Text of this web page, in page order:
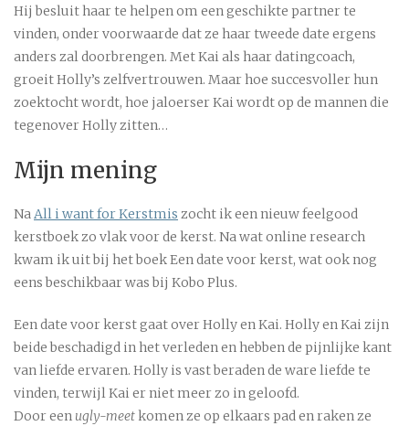
Hij besluit haar te helpen om een geschikte partner te
vinden, onder voorwaarde dat ze haar tweede date ergens
anders zal doorbrengen. Met Kai als haar datingcoach,
groeit Holly’s zelfvertrouwen. Maar hoe succesvoller hun
zoektocht wordt, hoe jaloerser Kai wordt op de mannen die
tegenover Holly zitten…
Mijn mening
NaAll i want for Kerstmis zocht ik een nieuw feelgood
kerstboek zo vlak voor de kerst. Na wat online research
kwam ik uit bij het boek Een date voor kerst, wat ook nog
eens beschikbaar was bij Kobo Plus.
Een date voor kerst gaat over Holly en Kai. Holly en Kai zijn
beide beschadigd in het verleden en hebben de pijnlijke kant
van liefde ervaren. Holly is vast beraden de ware liefde te
vinden, terwijl Kai er niet meer zo in geloofd.
Door een ugly-meetkomen ze op elkaars pad en raken ze